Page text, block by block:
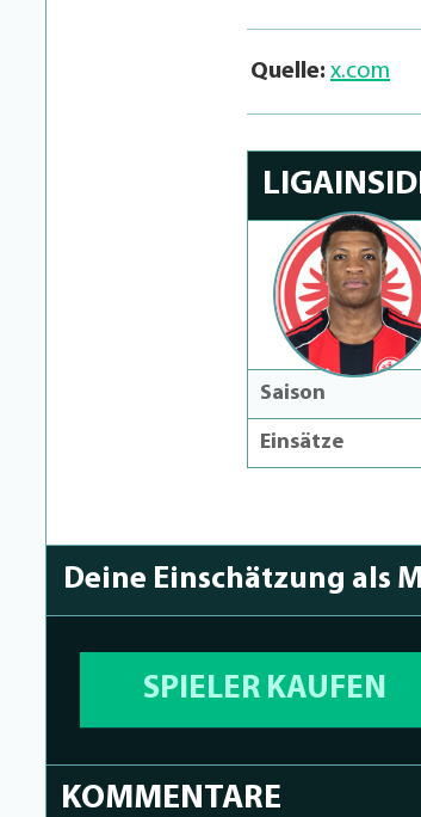
Quelle: x.com
Saison
Einsätze
Deine Einschätzung als
SPIELER KAUFEN
KOMMENTARE